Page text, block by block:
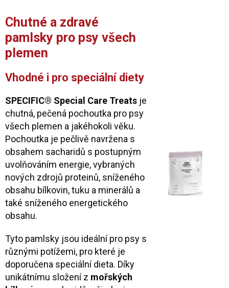
Chutné a zdravé
pamlsky pro psy všech
plemen
Vhodné i pro speciální diety
SPECIFIC® Special Care Treats je
chutná, pečená pochoutka pro psy
všech plemen a jakéhokoli věku.
Pochoutka je pečlivě navržena s
obsahem sacharidů s postupným
uvolňováním energie, vybraných
nových zdrojů proteinů, sníženého
obsahu bílkovin, tuku a minerálů a
také sníženého energetického
obsahu.
Tyto pamlsky jsou ideální pro psy s
různými potížemi, pro které je
doporučena speciální dieta. Díky
unikátnímu složení z mořských